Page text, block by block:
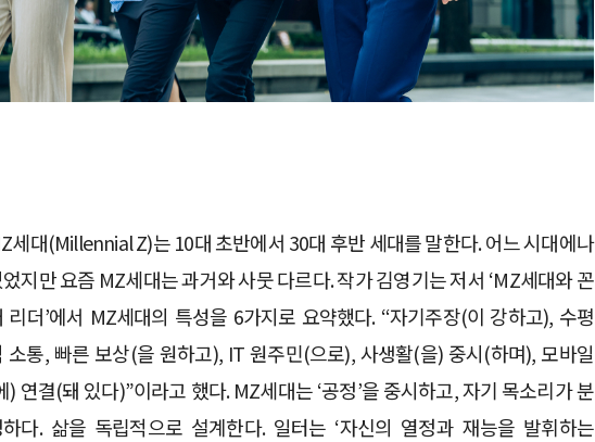
세대(Millennial Z)는 10대 초반에서 30대 후반 세대를 말한다. 어느 시대에나
지만 요즘 MZ세대는 과거와 사뭇 다르다. 작가 김영기는 저서 ‘MZ세대와 꼰
리더’에서 MZ세대의 특성을 6가지로 요약했다. “자기주장(이 강하고), 수평
소통, 빠른 보상(을 원하고), IT 원주민(으로), 사생활(을) 중시(하며), 모바일
) 연결(돼 있다)”이라고 했다. MZ세대는 ‘공정’을 중시하고, 자기 목소리가 분
하다. 삶을 독립적으로 설계한다. 일터는 ‘자신의 열정과 재능을 발휘하는